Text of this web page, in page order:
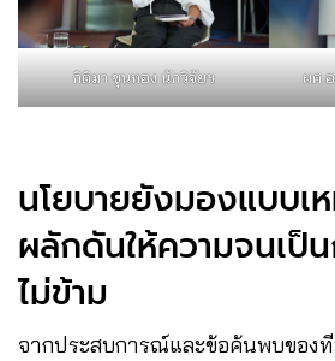
กิติมา ขุนทอง นักวิจัยฯ ผศ.
นโยบายยังมองแบบเ
ผลักดันให้ความจนเป็
ไม่ข้าม
จากประสบการณ์และข้อค้นพบของ